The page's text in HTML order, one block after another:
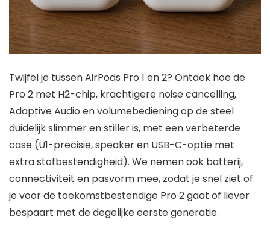
Twijfel je tussen AirPods Pro 1 en 2? Ontdek hoe de
Pro 2 met H2-chip, krachtigere noise cancelling,
Adaptive Audio en volumebediening op de steel
duidelijk slimmer en stiller is, met een verbeterde
case (U1-precisie, speaker en USB-C-optie met
extra stofbestendigheid). We nemen ook batterij,
connectiviteit en pasvorm mee, zodat je snel ziet of
je voor de toekomstbestendige Pro 2 gaat of liever
bespaart met de degelijke eerste generatie.